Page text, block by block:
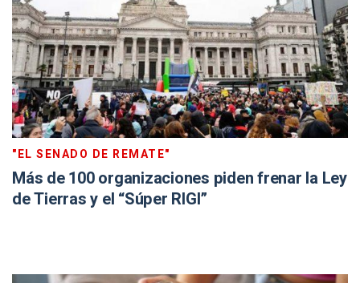
"EL SENADO DE REMATE"
Más de 100 organizaciones piden frenar la Ley
de Tierras y el “Súper RIGI”